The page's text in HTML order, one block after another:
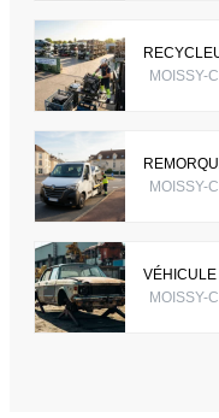
MOISSY-
MOISSY-
MOISSY-